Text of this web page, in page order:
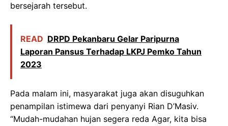
bersejarah tersebut.
READ DRPD Pekanbaru Gelar Paripurna
Laporan Pansus Terhadap LKPJ Pemko Tahun
2023
Pada malam ini, masyarakat juga akan disuguhkan
penampilan istimewa dari penyanyi Rian D’Masiv.
“Mudah-mudahan hujan segera reda Agar, kita bisa